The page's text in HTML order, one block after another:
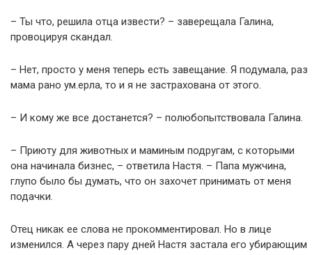
– Ты что, решила отца извести? – заверещала Галина,
провоцируя скандал.
– Нет, просто у меня теперь есть завещание. Я подумала, раз
мама рано ум.ерла, то и я не застрахована от этого.
– И кому же все достанется? – полюбопытствовала Галина.
– Приюту для животных и маминым подругам, с которыми
она начинала бизнес, – ответила Настя. – Папа мужчина,
глупо было бы думать, что он захочет принимать от меня
подачки.
Отец никак ее слова не прокомментировал. Но в лице
изменился. А через пару дней Настя застала его убирающим